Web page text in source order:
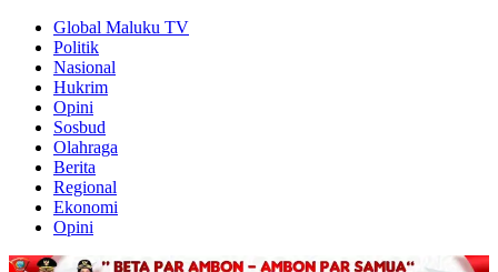
Global Maluku TV
Politik
Nasional
Hukrim
Opini
Sosbud
Olahraga
Berita
Regional
Ekonomi
Opini